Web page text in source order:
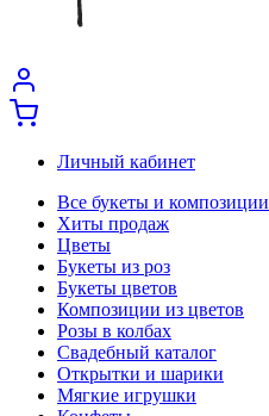
Личный кабинет
Все букеты и композиции
Хиты продаж
Цветы
Букеты из роз
Букеты цветов
Композиции из цветов
Розы в колбах
Свадебный каталог
Открытки и шарики
Мягкие игрушки